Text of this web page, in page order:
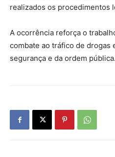
realizados os procedimentos
A ocorrência reforça o
combate ao tráfico de drogas
segurança e da ordem pública.